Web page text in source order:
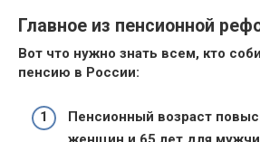
Главное из пенсионной
Вот что нужно знать всем, кто
пенсию в России:
Пенсионный возраст